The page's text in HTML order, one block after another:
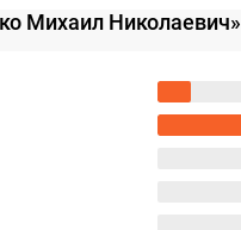
Михаил Николаевич»